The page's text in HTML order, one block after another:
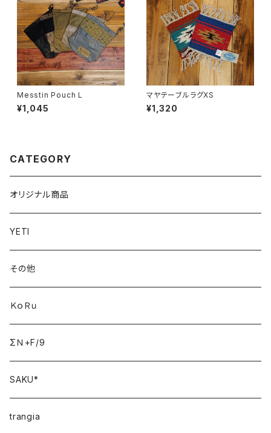
Messtin Pouch L
¥1,045
マヤテーブルラグXS
¥1,320
CATEGORY
オリジナル商品
YETI
その他
ＫｏＲｕ
ΣＮ+F/9
SAKU*
trangia